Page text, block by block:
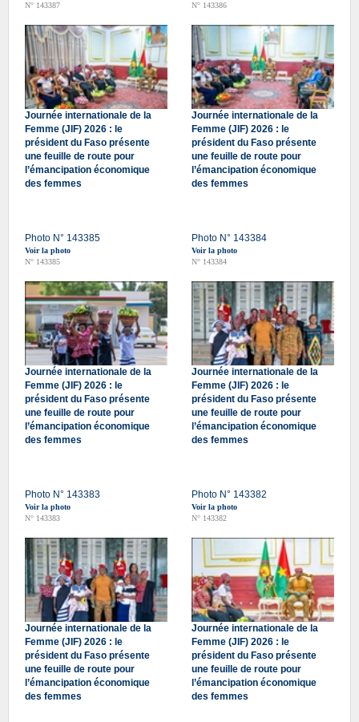
N° 143387
N° 143386
Journée internationale de la
Femme (JIF) 2026 : le
président du Faso présente
une feuille de route pour
l’émancipation économique
des femmes
Photo N° 143385
Voir la photo
N° 143385
Journée internationale de la
Femme (JIF) 2026 : le
président du Faso présente
une feuille de route pour
l’émancipation économique
des femmes
Photo N° 143384
Voir la photo
N° 143384
Journée internationale de la
Femme (JIF) 2026 : le
président du Faso présente
une feuille de route pour
l’émancipation économique
des femmes
Photo N° 143383
Voir la photo
N° 143383
Journée internationale de la
Femme (JIF) 2026 : le
président du Faso présente
une feuille de route pour
l’émancipation économique
des femmes
Photo N° 143382
Voir la photo
N° 143382
Journée internationale de la
Femme (JIF) 2026 : le
président du Faso présente
une feuille de route pour
l’émancipation économique
des femmes
Journée internationale de la
Femme (JIF) 2026 : le
président du Faso présente
une feuille de route pour
l’émancipation économique
des femmes